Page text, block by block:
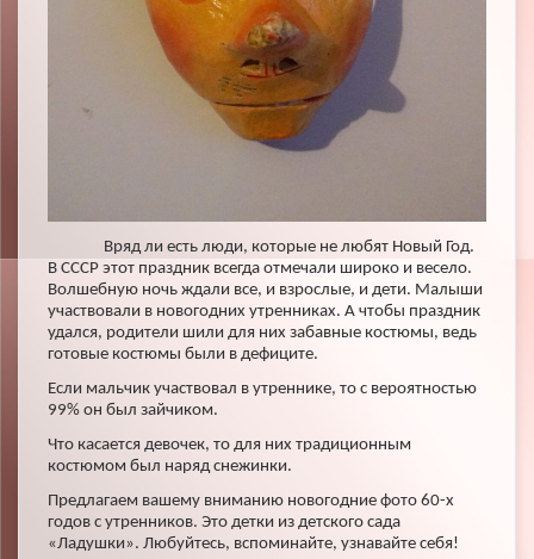
Вряд ли есть люди, которые не любят Новый Год.
В СССР этот праздник всегда отмечали широко и весело.
Волшебную ночь ждали все, и взрослые, и дети. Малыши
участвовали в новогодних утренниках. А чтобы праздник
удался, родители шили для них забавные костюмы, ведь
готовые костюмы были в дефиците.
Если мальчик участвовал в утреннике, то с вероятностью
99% он был зайчиком.
Что касается девочек, то для них традиционным
костюмом был наряд снежинки.
Предлагаем вашему вниманию новогодние фото 60-х
годов с утренников. Это детки из детского сада
«Ладушки». Любуйтесь, вспоминайте, узнавайте себя!